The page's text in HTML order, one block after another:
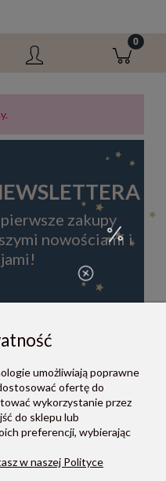
zakupy
nowościami i
Regulamin i Politykę
umożliwiają poprawne
ofertę do
wykorzystanie przez
do sklepu lub
preferencji, wybierając
w naszej Polityce